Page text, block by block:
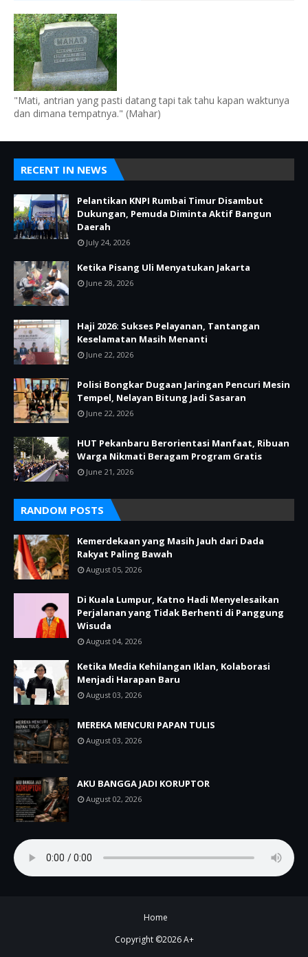
"Mati, antrian yang pasti datang tapi tak tahu kapan waktunya
dan dimana tempatnya." (Mahar)
RECENT IN NEWS
Pelantikan KNPI Rumbai Timur Disambut
Dukungan, Pemuda Diminta Aktif Bangun
Daerah
July 24, 2026
Ketika Pisang Uli Menyatukan Jakarta
June 28, 2026
Haji 2026: Sukses Pelayanan, Tantangan
Keselamatan Masih Menanti
June 22, 2026
Polisi Bongkar Dugaan Jaringan Pencuri Mesin
Tempel, Nelayan Bitung Jadi Sasaran
June 22, 2026
HUT Pekanbaru Berorientasi Manfaat, Ribuan
Warga Nikmati Beragam Program Gratis
June 21, 2026
RANDOM POSTS
Kemerdekaan yang Masih Jauh dari Dada
Rakyat Paling Bawah
August 05, 2026
Di Kuala Lumpur, Katno Hadi Menyelesaikan
Perjalanan yang Tidak Berhenti di Panggung
Wisuda
August 04, 2026
Ketika Media Kehilangan Iklan, Kolaborasi
Menjadi Harapan Baru
August 03, 2026
MEREKA MENCURI PAPAN TULIS
August 03, 2026
AKU BANGGA JADI KORUPTOR
August 02, 2026
Home
Copyright ©2026A+